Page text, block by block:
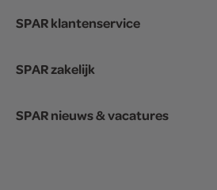
SPAR klantenservice
SPAR zakelijk
SPAR nieuws & vacatures